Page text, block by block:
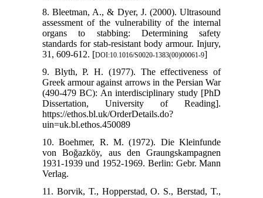
8. Bleetman, A., & Dyer, J. (2000). Ultrasound
assessment of the vulnerability of the internal
organs to stabbing: Determining safety
standards for stab-resistant body armour. Injury,
31, 609-612. [DOI:10.1016/S0020-1383(00)00061-9]
9. Blyth, P. H. (1977). The effectiveness of
Greek armour against arrows in the Persian War
(490-479 BC): An interdisciplinary study [PhD
Dissertation, University of Reading].
https://ethos.bl.uk/OrderDetails.do?
uin=uk.bl.ethos.450089
10. Boehmer, R. M. (1972). Die Kleinfunde
von Boğazköy, aus den Graungskampagnen
1931-1939 und 1952-1969. Berlin: Gebr. Mann
Verlag.
11. Borvik, T., Hopperstad, O. S., Berstad, T.,